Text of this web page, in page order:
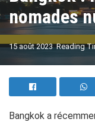
nomades
15 août 2023 Reading
Bangkok a